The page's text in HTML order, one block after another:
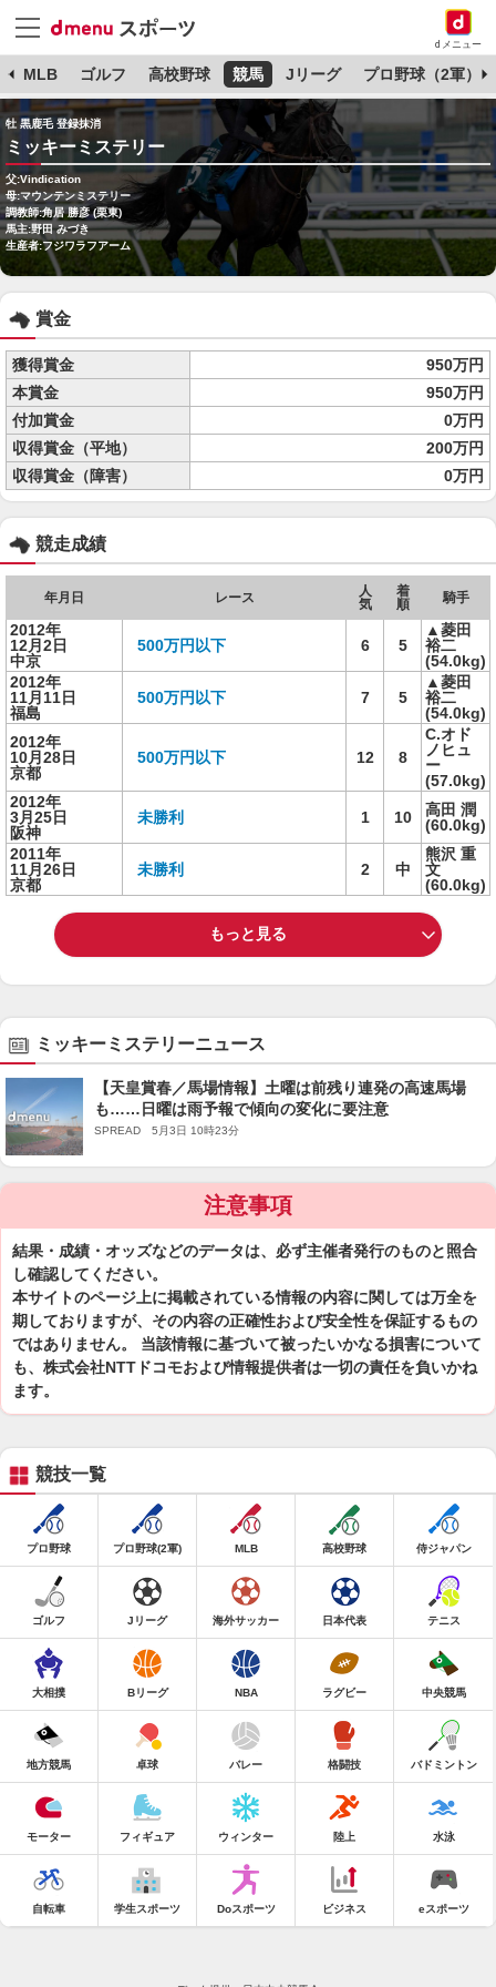
dメニュー
MLB ゴルフ 高校野球 競馬 Jリーグ プロ野球（2軍）
牡 黒鹿毛 登録抹消
ミッキーミステリー
父:Vindication
母:マウンテンミステリー
調教師:角居 勝彦 (栗東)
馬主:野田 みづき
生産者:フジワラフアーム
賞金
獲得賞金
950万円
本賞金
950万円
付加賞金
0万円
収得賞金（平地）
200万円
収得賞金（障害）
0万円
競走成績
年月日 レース
人
気
着
順
騎手
2012年
12月2日
中京
500万円以下 6 5
▲菱田
裕二
(54.0kg)
2012年
11月11日
福島
500万円以下 7 5
▲菱田
裕二
(54.0kg)
2012年
10月28日
京都
500万円以下 12 8
C.オド
ノヒュ
ー
(57.0kg)
2012年
3月25日
阪神
未勝利 1 10
高田 潤
(60.0kg)
2011年
11月26日
京都
未勝利 2 中
熊沢 重
文
(60.0kg)
もっと見る
ミッキーミステリーニュース
【天皇賞春／馬場情報】土曜は前残り連発の高速馬場
も……日曜は雨予報で傾向の変化に要注意
SPREAD 5月3日 10時23分
注意事項
結果・成績・オッズなどのデータは、必ず主催者発行のものと照合
し確認してください。
本サイトのページ上に掲載されている情報の内容に関しては万全を
期しておりますが、その内容の正確性および安全性を保証するもの
ではありません。 当該情報に基づいて被ったいかなる損害について
も、株式会社NTTドコモおよび情報提供者は一切の責任を負いかね
ます。
競技一覧
プロ野球 プロ野球(2軍) MLB 高校野球 侍ジャパン
ゴルフ Jリーグ 海外サッカー 日本代表 テニス
大相撲 Bリーグ NBA ラグビー 中央競馬
地方競馬 卓球 バレー 格闘技 バドミントン
モーター フィギュア ウィンター 陸上 水泳
自転車 学生スポーツ Doスポーツ ビジネス eスポーツ